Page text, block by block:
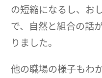
の短縮になるし、お
で、自然と組合の話
りました。
他の職場の様子もわ